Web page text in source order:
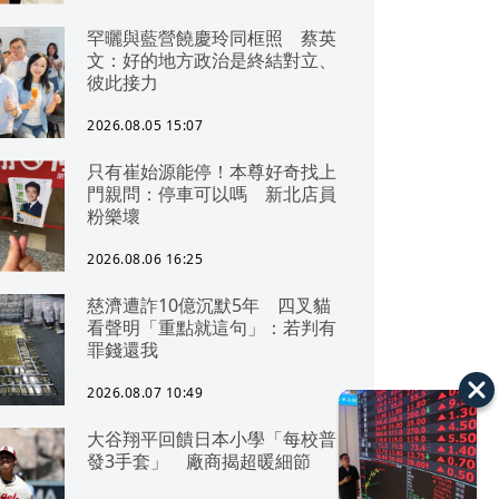
罕曬與藍營饒慶玲同框照 蔡英
文：好的地方政治是終結對立、
彼此接力
2026.08.05 15:07
只有崔始源能停！本尊好奇找上
門親問：停車可以嗎 新北店員
粉樂壞
2026.08.06 16:25
慈濟遭詐10億沉默5年 四叉貓
看聲明「重點就這句」：若判有
罪錢還我
2026.08.07 10:49
大谷翔平回饋日本小學「每校普
發3手套」 廠商揭超暖細節